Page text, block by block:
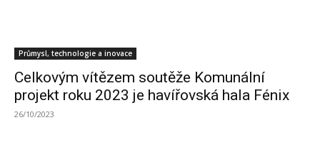
Průmysl, technologie a inovace
Celkovým vítězem soutěže Komunální
projekt roku 2023 je havířovská hala Fénix
26/10/2023